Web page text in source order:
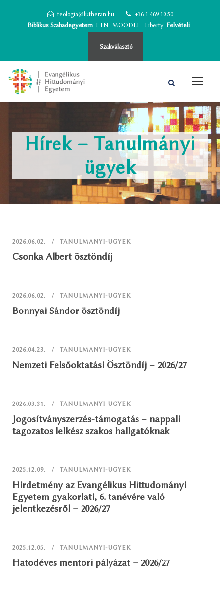
teologia@lutheran.hu
+36 1 469 10 50
Biblikus Szabadegyetem ETN MOODLE Liberty Felvételi
Szakválasztó
Hírek – Tanulmányi
ügyek
2026.06.02. TANULMANYI-UGYEK
Csonka Albert ösztöndíj
2026.06.02. TANULMANYI-UGYEK
Bonnyai Sándor ösztöndíj
2026.04.23. TANULMANYI-UGYEK
Nemzeti Felsőoktatási Ösztöndíj – 2026/27
2026.03.31. TANULMANYI-UGYEK
Jogosítványszerzés-támogatás – nappali
tagozatos lelkész szakos hallgatóknak
2025.12.09. TANULMANYI-UGYEK
Hirdetmény az Evangélikus Hittudományi
Egyetem gyakorlati, 6. tanévére való
jelentkezésről – 2026/27
2025.12.05. TANULMANYI-UGYEK
Hatodéves mentori pályázat – 2026/27